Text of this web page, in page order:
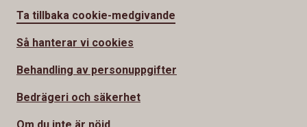
Ta tillbaka cookie-medgivande
Så hanterar vi cookies
Behandling av personuppgifter
Bedrägeri och säkerhet